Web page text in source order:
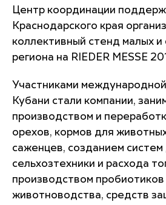
Центр координации
Краснодарского края
коллективный стенд малых и
региона на RIEDER MESSE
Участниками
Кубани стали компании,
производством и
орехов, кормов для
саженцев, созданием систем
сельхозтехники и расхода
производством пробиотиков
животноводства, средств